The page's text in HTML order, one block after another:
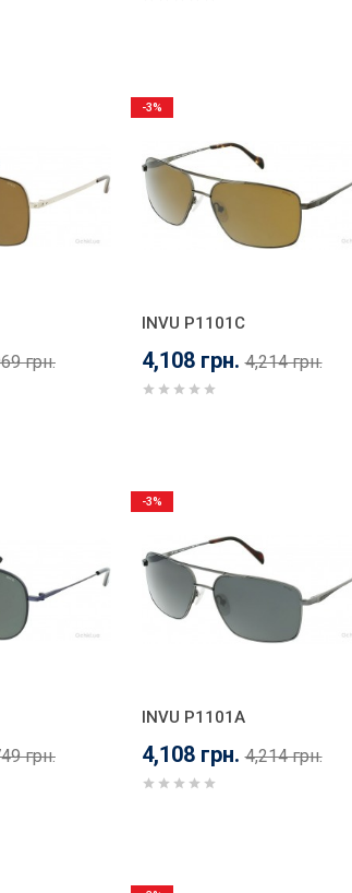
грн.
INVU P1101C
4,108 грн. 4,214 грн.
-3%
грн.
INVU P1101A
4,108 грн. 4,214 грн.
-3%